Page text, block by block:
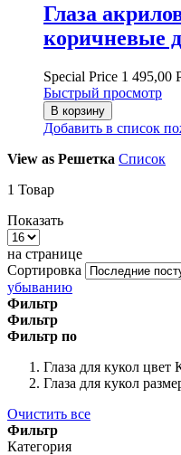
Глаза
коричневые
Special Price 1 495,00
Быстрый просмотр
В корзину
Добавить в список
View as Решетка Список
1 Товар
Показать
на странице
Сортировка
убыванию
Фильтр
Фильтр
Фильтр по
Глаза для кукол цвет
Глаза для кукол
Очистить все
Фильтр
Категория